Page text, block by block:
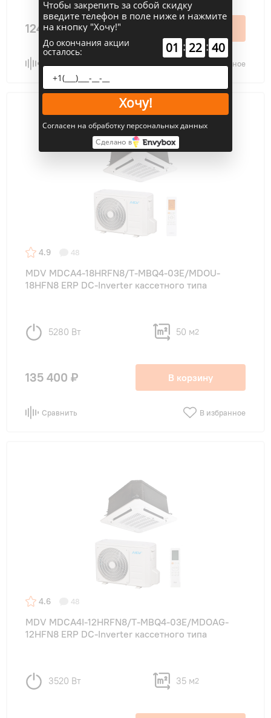
124 600 ₽
Сравнить В избранное
4.9 48
MDV MDCA4-18HRFN8/T-MBQ4-03E/MDOU-
18HFN8 ERP DC-Inverter кассетного типа
5280 Вт 50 м2
135 400 ₽ В корзину
Сравнить В избранное
4.6 48
MDV MDCA4I-12HRFN8/T-MBQ4-03E/MDOAG-
12HFN8 ERP DC-Inverter кассетного типа
3520 Вт 35 м2
Чтобы закрепить за собой скидку
введите телефон в поле ниже и нажмите
на кнопку "Хочу!"
До окончания акции
осталось: 01 : 22 : 39
Хочу!
Согласен на обработку персональных данных
Сделано в